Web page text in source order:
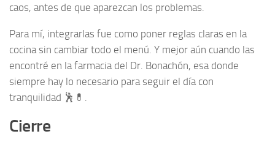
caos, antes de que aparezcan los problemas.
Para mí, integrarlas fue como poner reglas claras en la
cocina sin cambiar todo el menú. Y mejor aún cuando las
encontré en la farmacia del Dr. Bonachón, esa donde
siempre hay lo necesario para seguir el día con
tranquilidad 🕺💊.
Cierre